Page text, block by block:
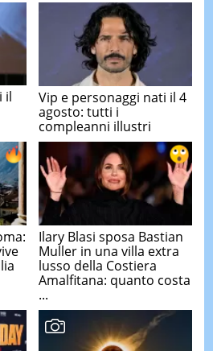
il
Vip e personaggi nati il 4
agosto: tutti i
compleanni illustri
Ilary Blasi sposa Bastian
Muller in una villa extra
lusso della Costiera
Amalfitana: quanto costa
...